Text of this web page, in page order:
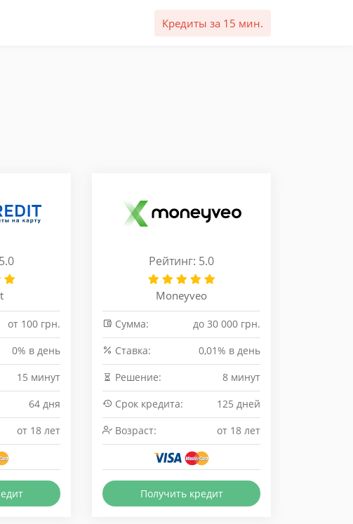
Кредиты за 15 мин.
от 100 грн.
0% в день
15 минут
64 дня
от 18 лет
Рейтинг: 5.0
Moneyveo
Сумма:
до 30 000 грн.
Cтавка:
0,01% в день
Решение:
8 минут
Срок кредита:
125 дней
Возраст:
от 18 лет
Получить кредит